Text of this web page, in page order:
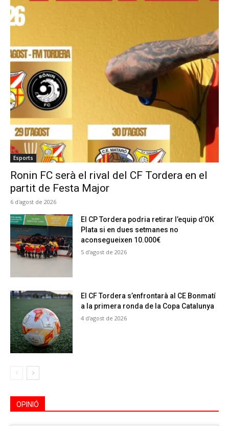
Esports
Ronin FC serà el rival del CF Tordera en el
partit de Festa Major
6 d'agost de 2026
El CP Tordera podria retirar l’equip d’OK
Plata si en dues setmanes no
aconsegueixen 10.000€
5 d'agost de 2026
El CF Tordera s’enfrontarà al CE Bonmatí
a la primera ronda de la Copa Catalunya
4 d'agost de 2026
OPINIÓ